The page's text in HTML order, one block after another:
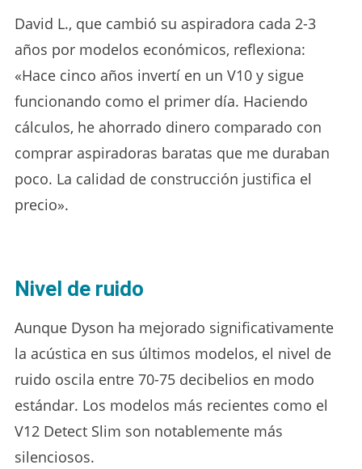
David L., que cambió su aspiradora cada 2-3
años por modelos económicos, reflexiona:
«Hace cinco años invertí en un V10 y sigue
funcionando como el primer día. Haciendo
cálculos, he ahorrado dinero comparado con
comprar aspiradoras baratas que me duraban
poco. La calidad de construcción justifica el
precio».
Nivel de ruido
Aunque Dyson ha mejorado significativamente
la acústica en sus últimos modelos, el nivel de
ruido oscila entre 70-75 decibelios en modo
estándar. Los modelos más recientes como el
V12 Detect Slim son notablemente más
silenciosos.